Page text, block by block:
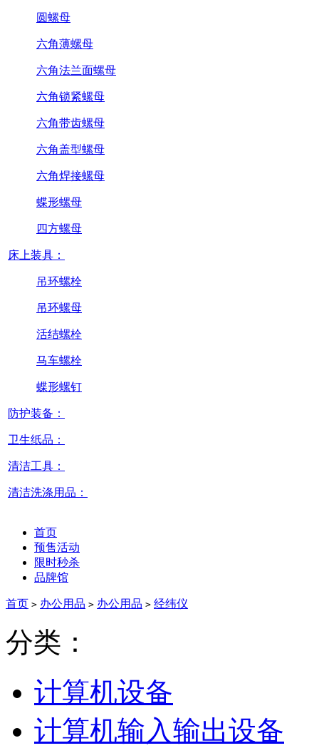
圆螺母
六角薄螺母
六角法兰面螺母
六角锁紧螺母
六角带齿螺母
六角盖型螺母
六角焊接螺母
蝶形螺母
四方螺母
床上装具：
吊环螺栓
吊环螺母
活结螺栓
马车螺栓
蝶形螺钉
防护装备：
卫生纸品：
清洁工具：
清洁洗涤用品：
首页
预售活动
限时秒杀
品牌馆
首页 > 办公用品 > 办公用品 > 经纬仪
分类：
计算机设备
计算机输入输出设备